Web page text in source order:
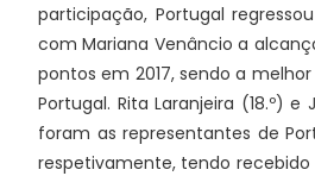
participação, Portugal
com Mariana Venâncio a
pontos em 2017, sendo a
Portugal. Rita Laranjeira (18.º) e
foram as representantes de
respetivamente, tendo